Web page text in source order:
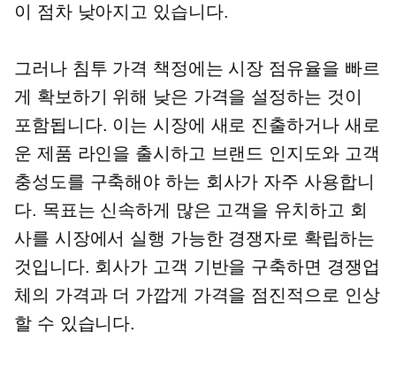
이 점차 낮아지고 있습니다.
그러나 침투 가격 책정에는 시장 점유율을 빠르
게 확보하기 위해 낮은 가격을 설정하는 것이
포함됩니다. 이는 시장에 새로 진출하거나 새로
운 제품 라인을 출시하고 브랜드 인지도와 고객
충성도를 구축해야 하는 회사가 자주 사용합니
다. 목표는 신속하게 많은 고객을 유치하고 회
사를 시장에서 실행 가능한 경쟁자로 확립하는
것입니다. 회사가 고객 기반을 구축하면 경쟁업
체의 가격과 더 가깝게 가격을 점진적으로 인상
할 수 있습니다.